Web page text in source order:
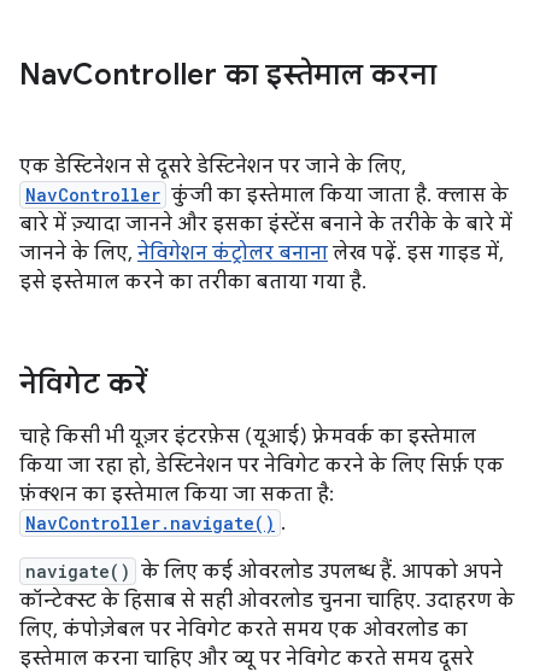
NavController का इस्तेमाल करना
एक डेस्टिनेशन से दूसरे डेस्टिनेशन पर जाने के लिए,
NavController कुंजी का इस्तेमाल किया जाता है. क्लास के
बारे में ज़्यादा जानने और इसका इंस्टेंस बनाने के तरीके के बारे में
जानने के लिए, नेविगेशन कंट्रोलर बनाना लेख पढ़ें. इस गाइड में,
इसे इस्तेमाल करने का तरीका बताया गया है.
नेविगेट करें
चाहे किसी भी यूज़र इंटरफ़ेस (यूआई) फ़्रेमवर्क का इस्तेमाल
किया जा रहा हो, डेस्टिनेशन पर नेविगेट करने के लिए सिर्फ़ एक
फ़ंक्शन का इस्तेमाल किया जा सकता है:
NavController.navigate() .
navigate() के लिए कई ओवरलोड उपलब्ध हैं. आपको अपने
कॉन्टेक्स्ट के हिसाब से सही ओवरलोड चुनना चाहिए. उदाहरण के
लिए, कंपोज़ेबल पर नेविगेट करते समय एक ओवरलोड का
इस्तेमाल करना चाहिए और व्यू पर नेविगेट करते समय दूसरे